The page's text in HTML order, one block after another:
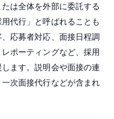
は全体を外部に委託する
代行」と呼ばれることも
応募者対応、面接日程調
ポーティングなど、採用
ます。説明会や面接の連
次面接代行などが含まれ